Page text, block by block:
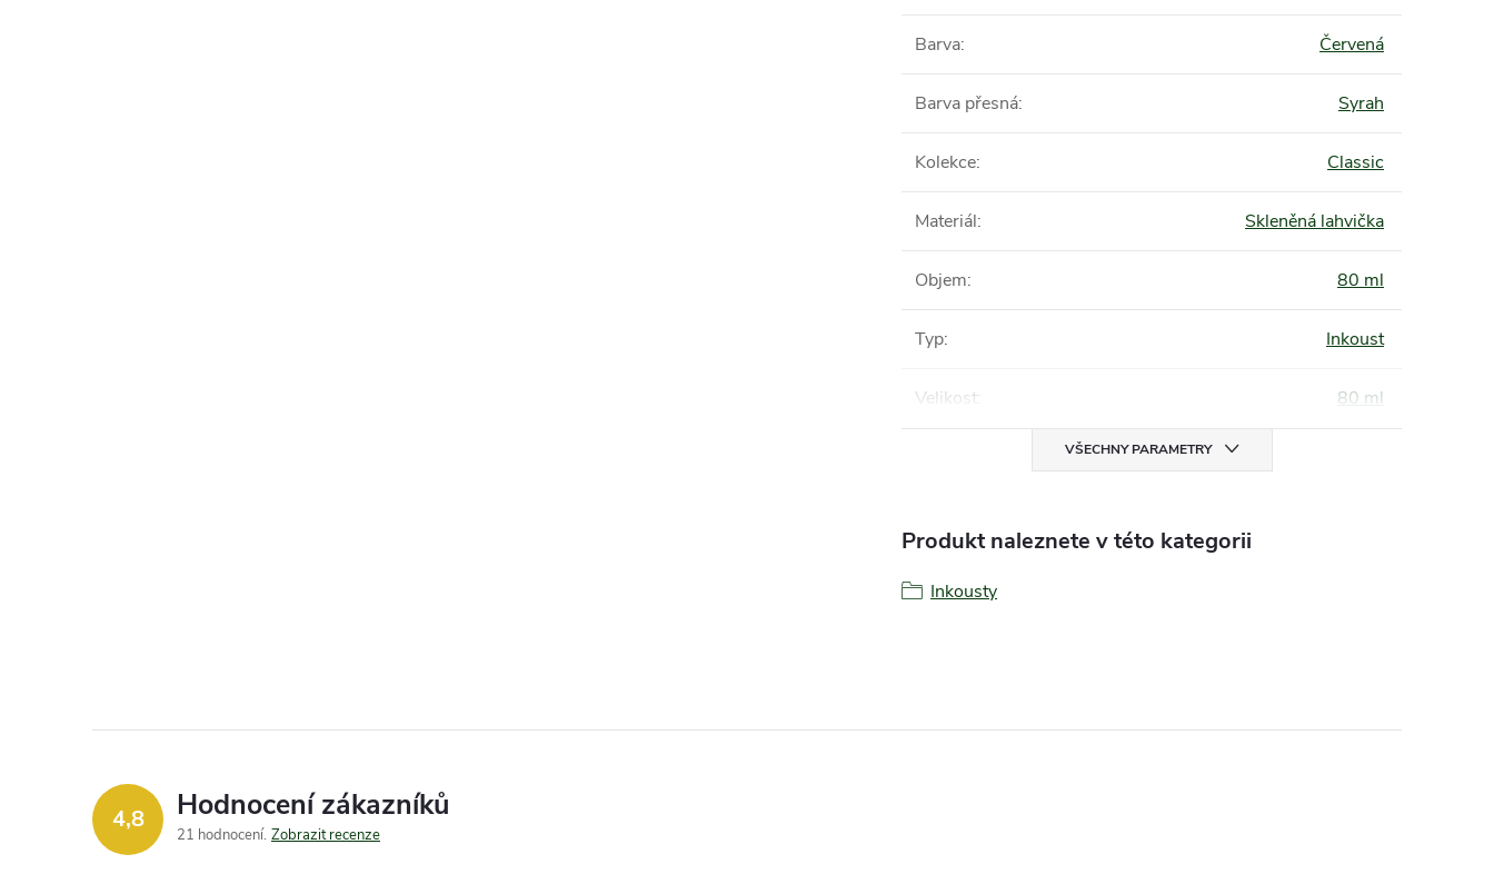
Barva: Červená
Barva přesná: Syrah
Kolekce: Classic
Materiál: Skleněná lahvička
Objem: 80 ml
Typ: Inkoust
Velikost: 80 ml
VŠECHNY PARAMETRY
Produkt naleznete v této kategorii
Inkousty
4,8 Hodnocení zákazníků
21 hodnocení Zobrazit recenze